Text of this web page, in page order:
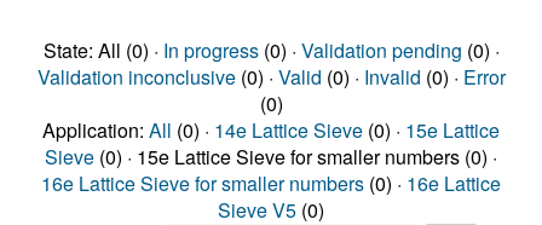
State: All (0) · In progress(0) · Validation pending (0) ·
Validation inconclusive(0) · Valid (0) · Invalid (0) · Error
(0)
Application: All (0) · 14e Lattice Sieve (0) · 15e Lattice
Sieve (0) · 15e Lattice Sieve for smaller numbers (0) ·
16e Lattice Sieve for smaller numbers (0) · 16e Lattice
Sieve V5 (0)